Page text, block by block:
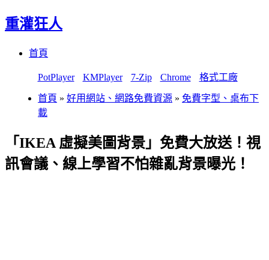
重灌狂人
首頁
PotPlayer KMPlayer 7-Zip Chrome 格式工廠
首頁 » 好用網站、網路免費資源 » 免費字型、桌布下
載
「IKEA 虛擬美圖背景」免費大放送！視
訊會議、線上學習不怕雜亂背景曝光！